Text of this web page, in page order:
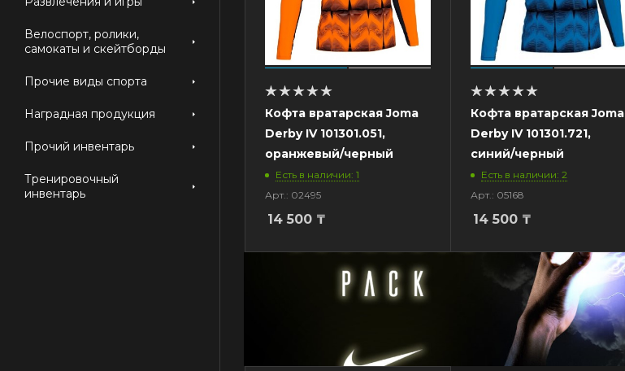
Велоспорт, ролики,
самокаты и скейтборды
Прочие виды спорта
Наградная продукция
Прочий инвентарь
Тренировочный
инвентарь
Кофта вратарская Joma
Derby IV 101301.051,
оранжевый/черный
Есть в наличии: 1
Арт.: 02495
14 500 ₸
Кофта вратарская Joma
Derby IV 101301.721,
синий/черный
Есть в наличии: 2
Арт.: 05168
14 500 ₸